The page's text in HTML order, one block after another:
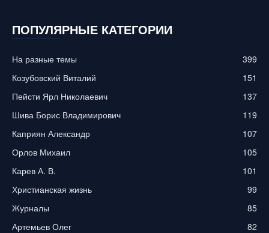
ПОПУЛЯРНЫЕ КАТЕГОРИИ
На разные темы
399
Козубовский Виталий
151
Пейсти Ярл Николаевич
137
Шива Борис Владимирович
119
Каприян Александр
107
Орлов Михаил
105
Карев А. В.
101
Христианская жизнь
99
Журналы
85
Артемьев Олег
82